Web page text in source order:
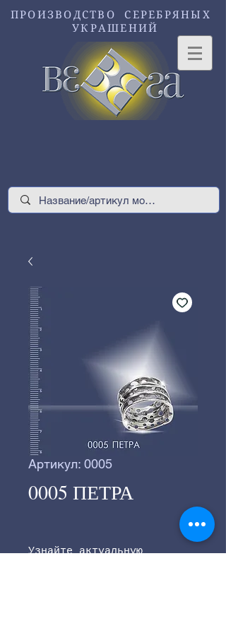
ПРОИЗВОДСТВО СЕРЕБРЯНЫХ
УКРАШЕНИЙ
Артикул: 0005
0005 ПЕТРА
Узнайте актуальную